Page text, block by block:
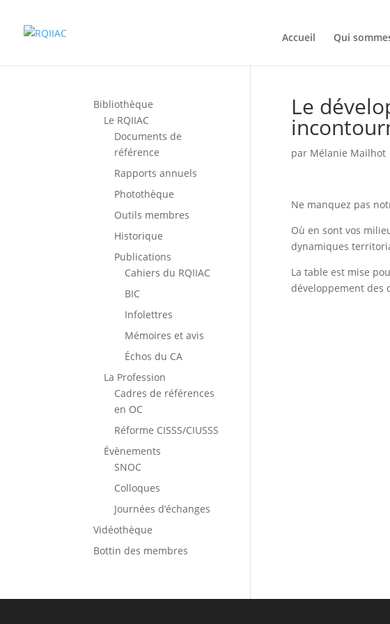
Accueil Qui
Le
par Mélanie Mailhot
Ne manquez pas
Où en sont vos
dynamiques
La table est mise
développement des
Bibliothèque
Le RQIIAC
Documents de
référence
Rapports annuels
Photothèque
Outils membres
Historique
Publications
Cahiers du RQIIAC
BIC
Infolettres
Mémoires et avis
Échos du CA
La Profession
Cadres de références
en OC
Réforme CISSS/CIUSSS
Évènements
SNOC
Colloques
Journées d’échanges
Vidéothèque
Bottin des membres